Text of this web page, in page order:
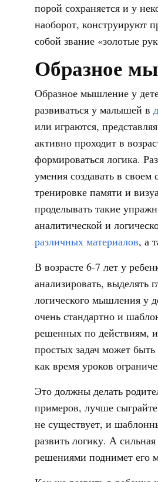
порой сохраняется и у
наоборот, конструируют
собой звание «золотые
Образное
Образное мышление у
развиваться у малышей в
или играются,
активно проходит в
формироваться логика.
умения создавать в
тренировке памяти и
проделывать такие
аналитической и
различных материалов, а
В возрасте 6-7 лет у
анализировать, выделять
логического мышления у
очень стандартно и
решенных по действиям,
простых задач может
как время уроков
Это должны делать
примеров, лучше
не существует, и
развить логику. А
решениями поднимет его